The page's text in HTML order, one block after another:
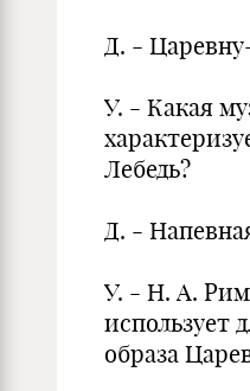
Д. -
У. - Какая
Лебедь?
Д. -
У. - Н. А.
использует
образа